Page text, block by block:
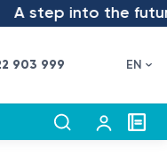
into the future –
903 999 EN